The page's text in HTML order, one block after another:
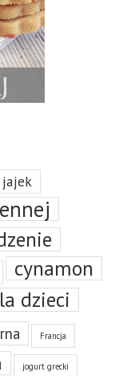
jajek
cynamon
dzieci
Francja
jogurt grecki